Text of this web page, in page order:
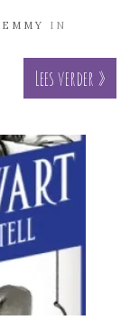
EMMY
IN
Lees verder »